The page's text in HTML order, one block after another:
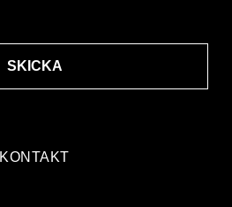
KONTAKT
SKICKA